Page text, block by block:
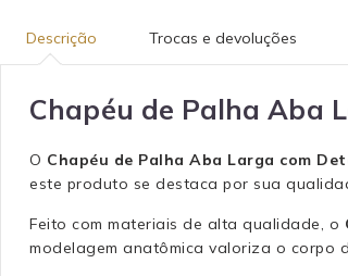
Descrição Trocas e devoluções
Chapéu de Palha Aba
O Chapéu de Palha Aba Larga com
este produto se destaca por sua
Feito com materiais de alta qualidade, o
modelagem anatômica valoriza o corpo